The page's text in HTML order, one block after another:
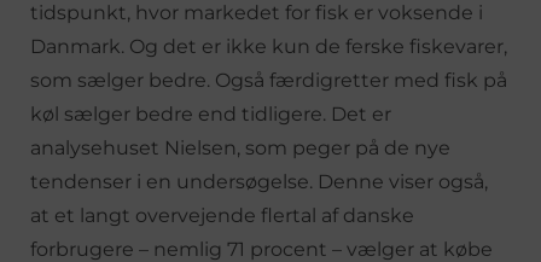
tidspunkt, hvor markedet for fisk er voksende i
Danmark. Og det er ikke kun de ferske fiskevarer,
som sælger bedre. Også færdigretter med fisk på
køl sælger bedre end tidligere. Det er
analysehuset Nielsen, som peger på de nye
tendenser i en undersøgelse. Denne viser også,
at et langt overvejende flertal af danske
forbrugere – nemlig 71 procent – vælger at købe